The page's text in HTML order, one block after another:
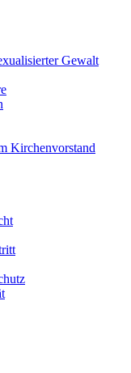
Gewalt
Kirchenvorstand